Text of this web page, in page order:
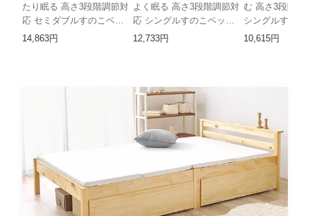
たり眠る 高さ3段階調節対
応 セミダブルすのこベッ
ド HH
14,863円
よく眠る 高さ3段階調節対
応 シングルすのこベッド
HH
12,733円
む 高さ3段階調
シングルすのこ
10,615円